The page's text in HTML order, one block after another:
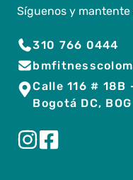
Síguenos y
310 766 0444
Calle 116 # 18B
Bogotá DC, BOG